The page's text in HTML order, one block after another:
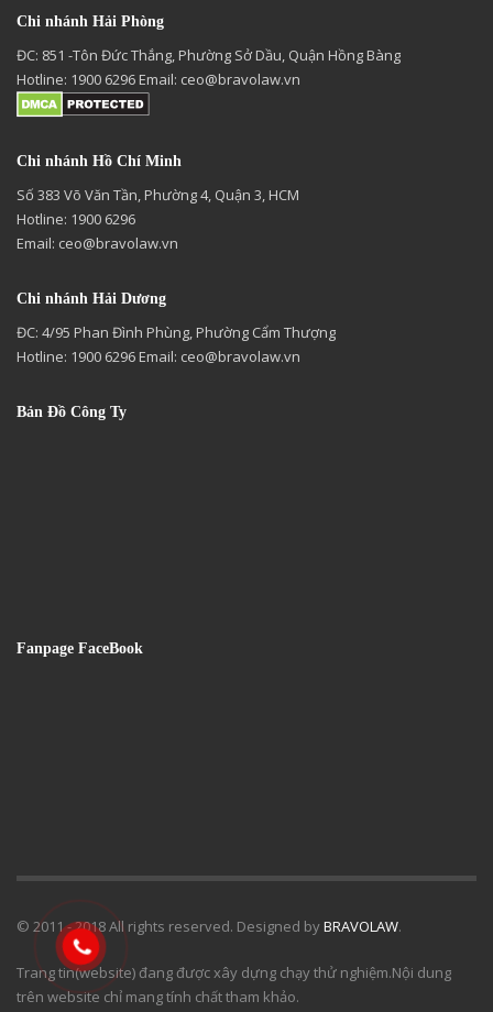
Chi nhánh Hải Phòng
ĐC: 851 -Tôn Đức Thắng, Phường Sở Dầu, Quận Hồng Bàng
Hotline: 1900 6296 Email: ceo@bravolaw.vn
Chi nhánh Hồ Chí Minh
Số 383 Võ Văn Tần, Phường 4, Quận 3, HCM
Hotline: 1900 6296
Email: ceo@bravolaw.vn
Chi nhánh Hải Dương
ĐC: 4/95 Phan Đình Phùng, Phường Cẩm Thượng
Hotline: 1900 6296 Email: ceo@bravolaw.vn
Bản Đồ Công Ty
Fanpage FaceBook
© 2011 - 2018 All rights reserved. Designed byBRAVOLAW.
Trang tin(website) đang được xây dựng chạy thử nghiệm.Nội dung
trên website chỉ mang tính chất tham khảo.